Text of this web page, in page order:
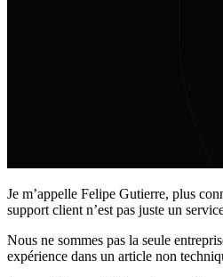
Je m’appelle Felipe Gutierre, plus
support client n’est pas juste un
Nous ne sommes pas la seule
expérience dans un article non